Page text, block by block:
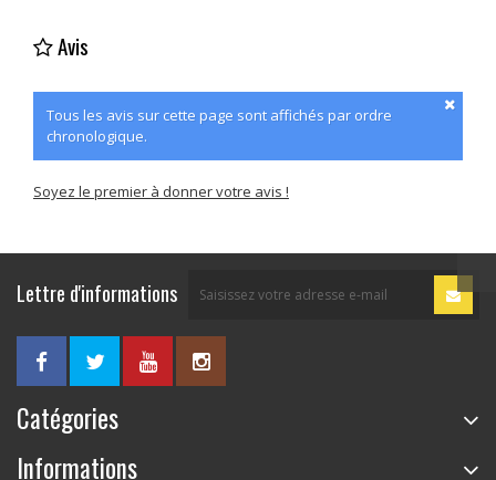
Avis
Tous les avis sur cette page sont affichés par ordre
chronologique.
Soyez le premier à donner votre avis !
Lettre d'informations
Catégories
Informations